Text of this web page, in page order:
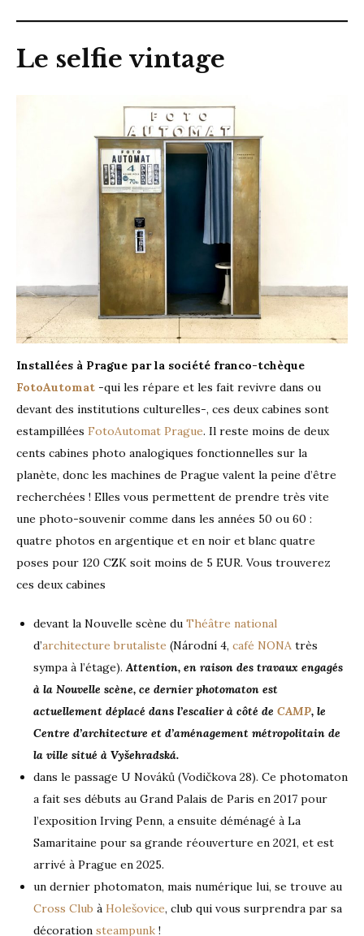
Le selfie vintage
Installées à Prague par la société franco-tchèque
FotoAutomat -qui les répare et les fait revivre dans ou
devant des institutions culturelles-, ces deux cabines sont
estampillées FotoAutomat Prague. Il reste moins de deux
cents cabines photo analogiques fonctionnelles sur la
planète, donc les machines de Prague valent la peine d’être
recherchées ! Elles vous permettent de prendre très vite
une photo-souvenir comme dans les années 50 ou 60 :
quatre photos en argentique et en noir et blanc quatre
poses pour 120 CZK soit moins de 5 EUR. Vous trouverez
ces deux cabines
devant la Nouvelle scène du Théâtre national
d’architecture brutaliste (Národní 4, café NONA très
sympa à l’étage). Attention, en raison des travaux engagés
à la Nouvelle scène, ce dernier photomaton est
actuellement déplacé dans l’escalier à côté de CAMP, le
Centre d’architecture et d’aménagement métropolitain de
la ville situé à Vyšehradská.
dans le passage U Nováků (Vodičkova 28). Ce photomaton
a fait ses débuts au Grand Palais de Paris en 2017 pour
l’exposition Irving Penn, a ensuite déménagé à La
Samaritaine pour sa grande réouverture en 2021, et est
arrivé à Prague en 2025.
un dernier photomaton, mais numérique lui, se trouve au
Cross Club à Holešovice, club qui vous surprendra par sa
décoration steampunk !